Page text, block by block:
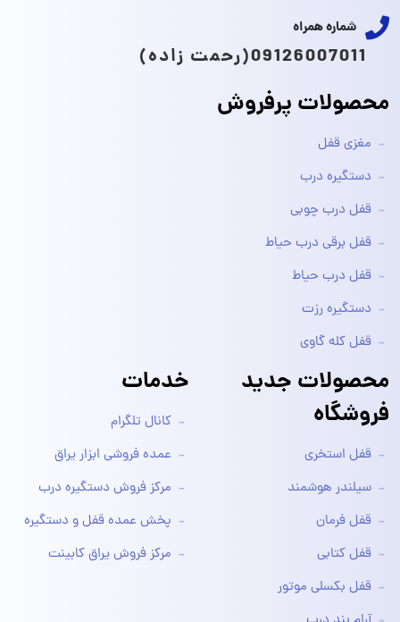
شماره همراه
09126007011(رحمت زاده)
محصولات پرفروش
مغزی قفل
دستگیره درب
قفل درب چوبی
قفل برقی درب حیاط
قفل درب حیاط
دستگیره رزت
قفل کله گاوی
محصولات جدید
فروشگاه
قفل استخری
سیلندر هوشمند
قفل فرمان
قفل کتابی
قفل بکسلی موتور
خدمات
کانال تلگرام
عمده فروشی ابزار یراق
مرکز فروش دستگیره درب
پخش عمده قفل و دستگیره
مرکز فروش یراق کابینت